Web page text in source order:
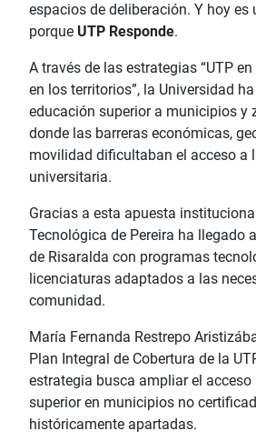
espacios de deliberación. Y hoy es
porque UTP Responde.
A través de las estrategias “UTP en
en los territorios”, la Universidad
educación superior a municipios y
donde las barreras económicas,
movilidad dificultaban el acceso a
universitaria.
Gracias a esta apuesta
Tecnológica de Pereira ha llegado
de Risaralda con programas
licenciaturas adaptados a las
comunidad.
María Fernanda Restrepo
Plan Integral de Cobertura de la
estrategia busca ampliar el acceso
superior en municipios no
históricamente apartadas.